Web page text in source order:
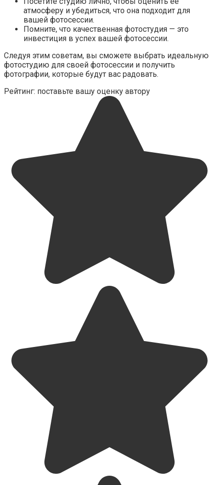
атмосферу и убедиться, что она подходит для
вашей фотосессии.
Помните, что качественная фотостудия — это
инвестиция в успех вашей фотосессии.
Следуя этим советам, вы сможете выбрать идеальную
фотостудию для своей фотосессии и получить
фотографии, которые будут вас радовать.
Рейтинг: поставьте вашу оценку автору